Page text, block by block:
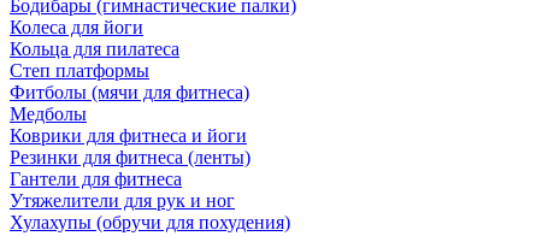
Бодибары (гимнастические палки)
Колеса для йоги
Кольца для пилатеса
Степ платформы
Фитболы (мячи для фитнеса)
Медболы
Коврики для фитнеса и йоги
Резинки для фитнеса (ленты)
Гантели для фитнеса
Утяжелители для рук и ног
Хулахупы (обручи для похудения)